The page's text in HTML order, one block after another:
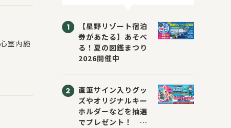
室内施
【星野リゾート宿泊
券があたる】あそべ
る！夏の図鑑まつり
2026開催中
直筆サイン入りグッ
ズやオリジナルキー
ホルダーなどを抽選
でプレゼント！